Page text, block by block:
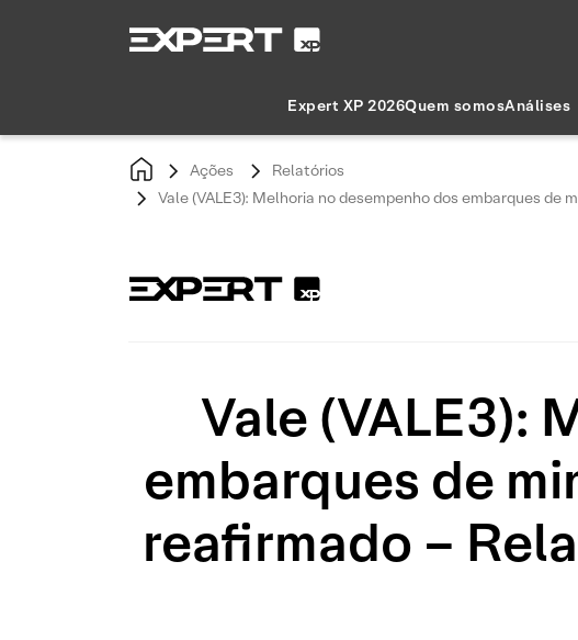
Expert XP 2026Quem somosAnálises
Ações
Relatórios
Vale (VALE3): Melhoria no desempenho dos embarques de
Vale (VALE3):
embarques de
reafirmado –